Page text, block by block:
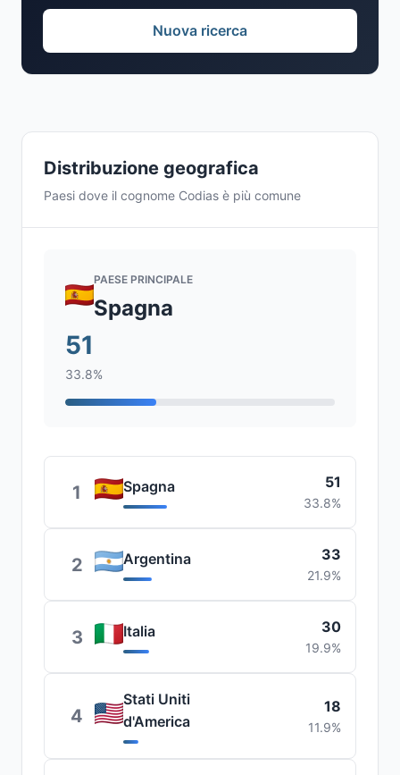
Distribuzione geografica
Paesi dove il cognome Codias è più comune
PAESE PRINCIPALE
Spagna
51
33.8%
1 Spagna 51
33.8%
2 Argentina 33
21.9%
3 Italia 30
19.9%
4
Stati Uniti
d'America
18
11.9%
Nuova ricerca